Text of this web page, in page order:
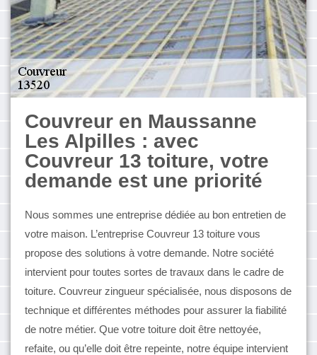
Couvreur en Maussanne
Les Alpilles : avec
Couvreur 13 toiture, votre
demande est une priorité
Nous sommes une entreprise dédiée au bon entretien de
votre maison. L’entreprise Couvreur 13 toiture vous
propose des solutions à votre demande. Notre société
intervient pour toutes sortes de travaux dans le cadre de
toiture. Couvreur zingueur spécialisée, nous disposons de
technique et différentes méthodes pour assurer la fiabilité
de notre métier. Que votre toiture doit être nettoyée,
refaite, ou qu’elle doit être repeinte, notre équipe intervient